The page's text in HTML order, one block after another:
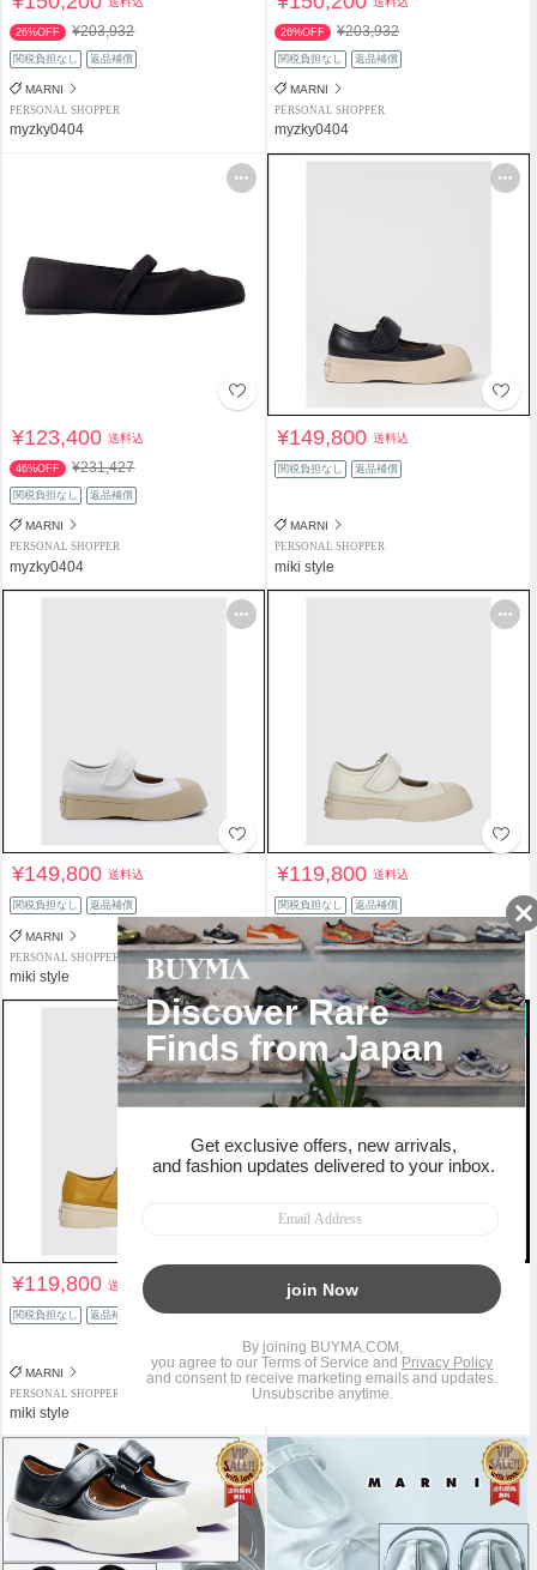
26%OFF ¥203,932
関税負担なし 返品補償
MARNI
PERSONAL SHOPPER
myzky0404
26%OFF ¥203,932
関税負担なし 返品補償
MARNI
PERSONAL SHOPPER
myzky0404
¥123,400送料込
46%OFF ¥231,427
関税負担なし 返品補償
MARNI
PERSONAL SHOPPER
myzky0404
¥149,800送料込
関税負担なし 返品補償
MARNI
PERSONAL SHOPPER
miki style
¥149,800送料込
関税負担なし 返品補償
MARNI
PERSONAL SHOPPER
miki style
¥119,800送料込
関税負担なし 返品補償
MARNI
PERSONAL SHOPPER
¥119,800送料込
関税負担なし 返品補償
MARNI
PERSONAL SHOPPER
miki style
タイムセール
¥73,062
29%OFF ¥104,000
関税負担なし 返品補償
MARNI
PERSONAL SHOPPER